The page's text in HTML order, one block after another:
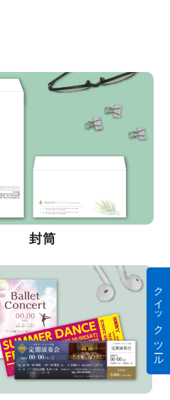
封筒
クイック ツール